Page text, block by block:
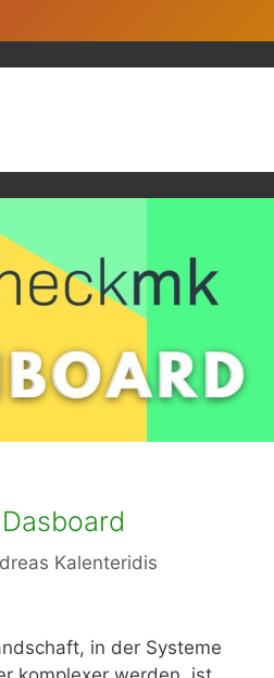
Kalenteridis
in der Systeme